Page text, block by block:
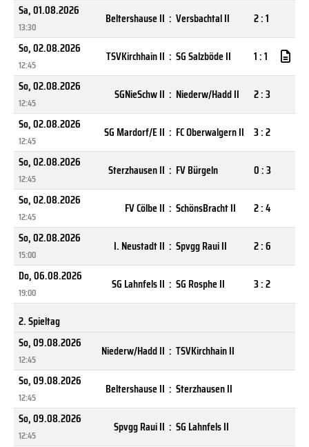
Sa, 01.08.2026
13:30
Beltershause II : Versbachtal II
2 : 1
So, 02.08.2026
12:45
TSVKirchhain II : SG Salzböde II
1 : 1
So, 02.08.2026
12:45
SGNieSchw II : Niederw/Hadd II
2 : 3
So, 02.08.2026
12:45
SG Mardorf/E II : FC Oberwalgern II 3 : 2
So, 02.08.2026
12:45
Sterzhausen II : FV Bürgeln
0 : 3
So, 02.08.2026
12:45
FV Cölbe II : SchönsBracht II
2 : 4
So, 02.08.2026
15:00
I. Neustadt II : Spvgg Raui II
2 : 6
Do, 06.08.2026
19:00
SG Lahnfels II : SG Rosphe II 3 : 2
2. Spieltag
So, 09.08.2026
12:45
Niederw/Hadd II : TSVKirchhain II
So, 09.08.2026
12:45
Beltershause II : Sterzhausen II
So, 09.08.2026
12:45
Spvgg Raui II : SG Lahnfels II